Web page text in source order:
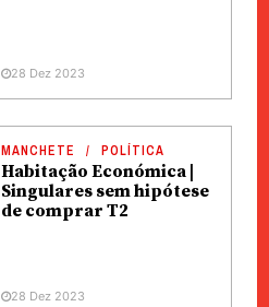
28 Dez 2023
MANCHETE POLÍTICA
Habitação Económica |
Singulares sem hipótese
de comprar T2
28 Dez 2023